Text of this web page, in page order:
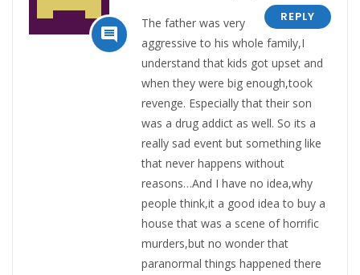

REPLY
The father was very
aggressive to his whole family,I
understand that kids got upset and
when they were big enough,took
revenge. Especially that their son
was a drug addict as well. So its a
really sad event but something like
that never happens without
reasons…And I have no idea,why
people think,it a good idea to buy a
house that was a scene of horrific
murders,but no wonder that
paranormal things happened there